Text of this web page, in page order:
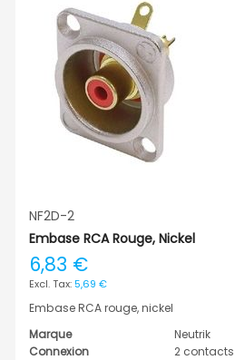
NF2D-2
Embase RCA Rouge, Nickel
6,83 €
5,69 €
Embase RCA rouge, nickel
Marque
Neutrik
Connexion
2